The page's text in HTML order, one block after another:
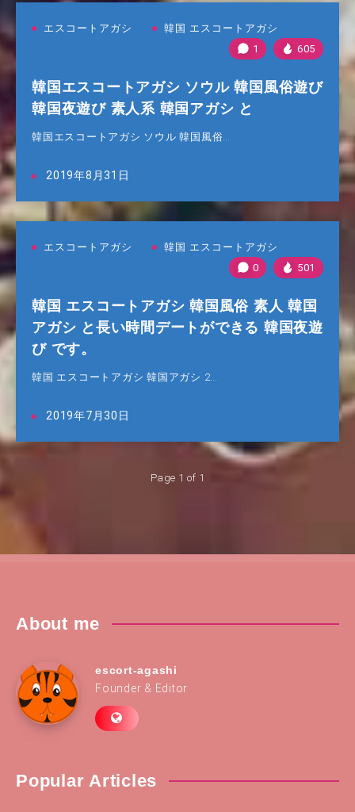
エスコートアガシ
韓国 エスコートアガシ
1
605
韓国エスコートアガシ ソウル 韓国風俗遊び
韓国夜遊び 素人系 韓国アガシ と
韓国エスコートアガシ ソウル 韓国風俗…
2019年8月31日
エスコートアガシ
韓国 エスコートアガシ
0
501
韓国 エスコートアガシ 韓国風俗 素人 韓国
アガシ と長い時間デートができる 韓国夜遊
び です。
韓国 エスコートアガシ 韓国アガシ 2…
2019年7月30日
Page 1 of 1
About me
escort-agashi
Founder & Editor
Popular Articles